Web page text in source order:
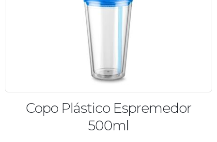
Copo Plástico Espremedor
500ml